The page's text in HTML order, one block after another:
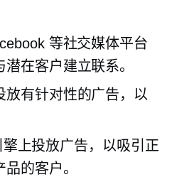
等社交媒体平台
潜在客户建立联系。
放有针对性的广告，以
上投放广告，以吸引正
的客户。